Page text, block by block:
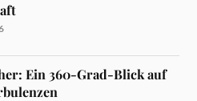
Ein 360-Grad-Blick auf